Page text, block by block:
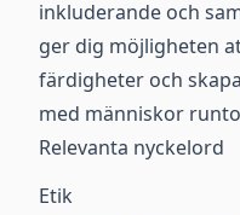
inkluderande och
ger dig möjligheten
färdigheter och
med människor
Relevanta nyckelord
Etik